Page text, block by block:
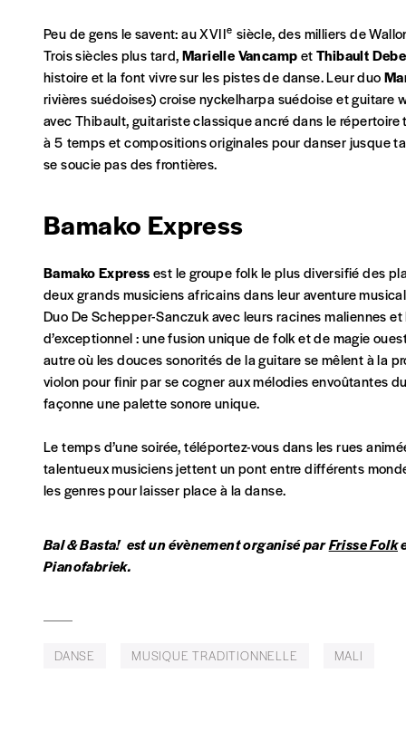
Abonnement
1 an = 5 numéros
20€*/an
*Prix indicatif, frais de port inclus
Je m'abonne à l'Imag
Format papier (livraison uniquement en
Format numérique
Je commande au numéro
Édition numérique
Peu de gens le savent: au XVIIe siècle, des milliers de
Trois siècles plus tard,Marielle VancampetThibault
histoire et la font vivre sur les pistes de danse. Leur duo
rivières suédoises) croise nyckelharpa suédoise et
avec Thibault, guitariste classique ancré dans le
à 5 temps et compositions originales pour danser jusque
se soucie pas des frontières.
Bamako Express
Bamako Expressest le groupe folk le plus diversifié des
deux grands musiciens africains dans leur aventure
Duo De Schepper-Sanczuk avec leurs racines maliennes
d’exceptionnel : une fusion unique de folk et de magie
autre où les douces sonorités de la guitare se mêlent à la
violon pour finir par se cogner aux mélodies envoûtantes
façonne une palette sonore unique.
Le temps d’une soirée, téléportez-vous dans les rues
talentueux musiciens jettent un pont entre différents
les genres pour laisser place à la danse.
Bal & Basta! est un évènement organisé parFrisse Folk
Pianofabriek.
DANSE MUSIQUE TRADITIONNELLE MALI